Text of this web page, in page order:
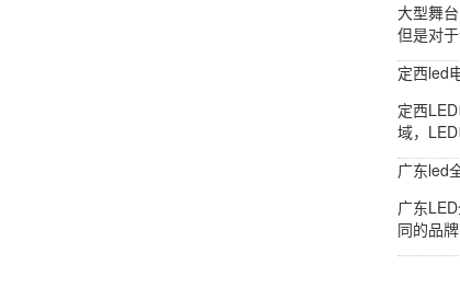
大型舞
但是对
定西led
定西
域，
广东led
广东
同的品